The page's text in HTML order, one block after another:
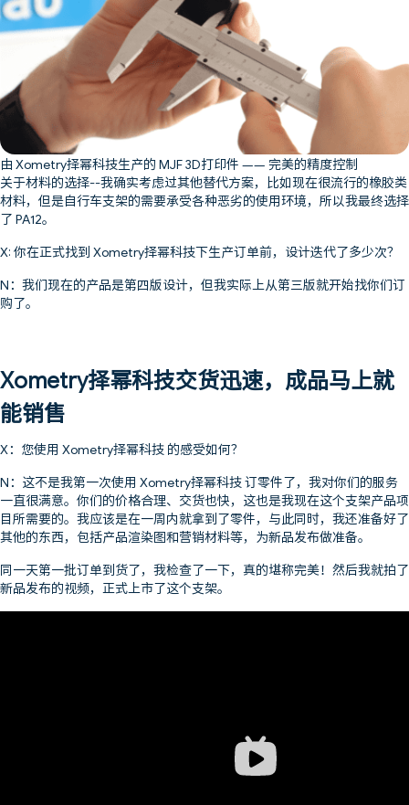
由 Xometry择幂科技生产的 MJF 3D打印件 —— 完美的精度控制
关于材料的选择--我确实考虑过其他替代方案，比如现在很流行的橡胶类
材料，但是自行车支架的需要承受各种恶劣的使用环境，所以我最终选择
了 PA12。
X: 你在正式找到 Xometry择幂科技下生产订单前，设计迭代了多少次？
N：我们现在的产品是第四版设计，但我实际上从第三版就开始找你们订
购了。
Xometry择幂科技交货迅速，成品马上就
能销售
X：您使用 Xometry择幂科技 的感受如何？
N：这不是我第一次使用 Xometry择幂科技 订零件了，我对你们的服务
一直很满意。你们的价格合理、交货也快，这也是我现在这个支架产品项
目所需要的。我应该是在一周内就拿到了零件，与此同时，我还准备好了
其他的东西，包括产品渲染图和营销材料等，为新品发布做准备。
同一天第一批订单到货了，我检查了一下，真的堪称完美！然后我就拍了
新品发布的视频，正式上市了这个支架。